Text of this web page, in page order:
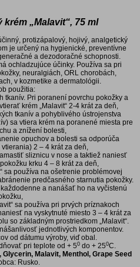
„Malavit“, 75 ml
protizápalový, hojivý, analgetický
je určený na hygienické, preventívne
a dezodoračné schopnosti.
ochladzujúce účinky. Používa sa pri
neuralgiách, ORL chorobách,
v kozmetike a dermatológii.
použitia:
tkanív. Pri poranení povrchu pokožky a
krém „Malavit“ 2-4 krát za deň,
tkanív a pohyblivého ústrojenstva
sa vtiera krém na poranené miesta pre
a znížení bolesti,
opuchov a bolesti sa odporúča
2 – 4 krát za deň,
sliznicu v nose a taktiež naniesť
krku 4 – 8 krát za deň,
sa používa na ošetrenie problémovej
predčasného starnutia pokožky.
a nanášať ho na vyčistenú
sa používa pri prvých príznakoch
na vyskytnuté miesto 3 – 4 krát za
so základným prostriedkom „Malavit“.
jednotlivých komponentov.
od dátumu výroby, viď obal.
pri teplote od + 50do + 250C.
Malavit, Menthol, Grape Seed
Rusko.